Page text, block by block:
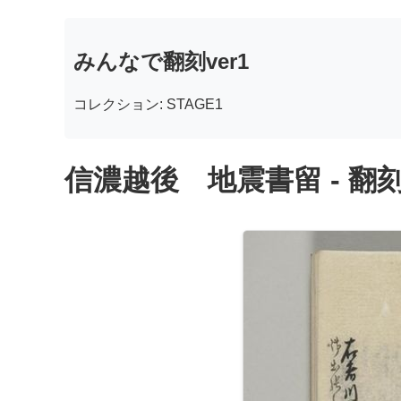
みんなで翻刻ver1
コレクション: STAGE1
信濃越後 地震書留 - 翻